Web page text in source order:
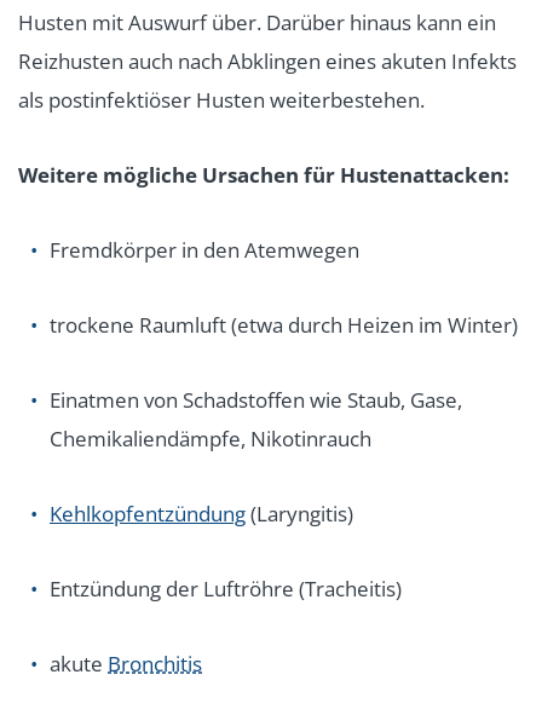
Husten mit Auswurf über. Darüber hinaus kann ein
Reizhusten auch nach Abklingen eines akuten Infekts
als postinfektiöser Husten weiterbestehen.
Weitere mögliche Ursachen für Hustenattacken:
Fremdkörper in den Atemwegen
trockene Raumluft (etwa durch Heizen im Winter)
Einatmen von Schadstoffen wie Staub, Gase,
Chemikaliendämpfe, Nikotinrauch
Kehlkopfentzündung(Laryngitis)
Entzündung der Luftröhre (Tracheitis)
akute Bronchitis